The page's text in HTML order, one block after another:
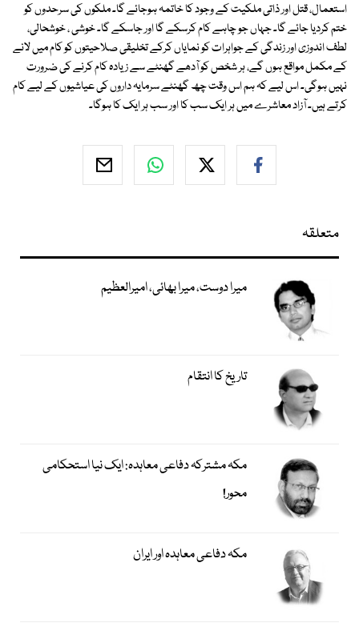
استعمال، قتل اور ذاتی ملکیت کے وجود کا خاتمہ ہوجائے گا۔ ملکوں کی سرحدوں کو
ختم کردیا جائے گا۔ جہاں جو چاہے کام کرسکے گا اور جاسکے گا۔ خوشی ، خوشحالی،
لطف اندوزی اور زندگی کے جواہرات کو نمایاں کرکے تخلیقی صلاحیتوں کو کام میں لانے
کے مکمل مواقع ہوں گے، ہر شخص کو آدھے گھنٹے سے زیادہ کام کرنے کی ضرورت
نہیں ہوگی۔ اس لیے کہ ہم اس وقت چھ گھنٹے سرمایہ داروں کی عیاشیوں کے لیے کام
کرتے ہیں۔ آزاد معاشرے میں ہر ایک سب کا اور سب ہر ایک کا ہوگا۔
متعلقہ
میرا دوست، میرا بھائی، امیرالعظیم
تاریخ کا انتقام
مکہ مشترکہ دفاعی معاہدہ: ایک نیا استحکامی
محور!
مکہ دفاعی معاہدہ اور ایران